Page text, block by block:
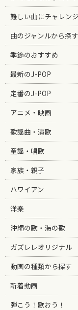
難しい曲にチャレンジ
曲のジャンルから探す
季節のおすすめ
最新のJ-POP
定番のJ-POP
アニメ・映画
歌謡曲・演歌
童謡・唱歌
家族・親子
ハワイアン
洋楽
沖縄の歌・海の歌
ガズレレオリジナル
動画の種類から探す
新着動画
弾こう！歌おう！